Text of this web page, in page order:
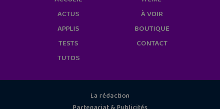
ACTUS
APPLIS
TESTS
TUTOS
À VOIR
BOUTIQUE
CONTACT
La rédaction